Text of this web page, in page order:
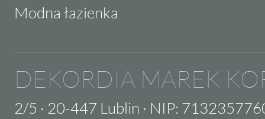
Modna łazienka
DEKORDIA MAREK
2/5 · 20-447 Lublin · NIP: